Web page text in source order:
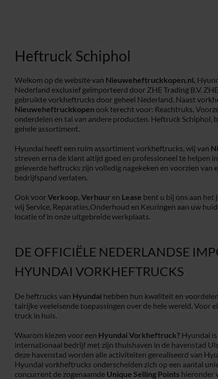
Heftruck Schiphol
Welkom op de website van Nieuweheftruckkopen.nl,
Nederland exclusief geïmporteerd door ZHE Trading B.V.
gebruikte vorkheftrucks door geheel Nederland. Naast
Nieuweheftruckkopen ook terecht voor: Reachtruks,
onderdelen en tal van andere producten. Heftruck Schiphol,
gehele assortiment.
Hyundai heeft een ruim assortiment vorkheftrucks, wij van
streven erna de klant altijd goed en professioneel te helpen
geleverde heftrucks zijn volledig nagekeken en voorzien van
bedrijfspand verlaten.
Ook voorVerkoop, Verhuur en Lease bent u bij ons aan het
wij Service, Reparaties,Onderhoud en Keuringen aan uw
locatie of in onze uitgebreide werkplaats.
DE OFFICIËLE NEDERLANDSE
HYUNDAI VORKHEFTRUCKS
De heftrucks van Hyundai hebben hun kwaliteit en
talrijke veeleisende toepassingen over de hele wereld. Voor
truck in huis.
Waarom kiezen voor een Hyundai Vorkheftruck? Hyundai
internationaal bedrijf met zijn thuishaven in de havenstad
deze havenstad worden alle activiteiten gerealiseerd van
Hyundai vorkheftrucks onderscheiden zich op een aantal
concurrent de zogenaamde Unique Selling Points hieronder